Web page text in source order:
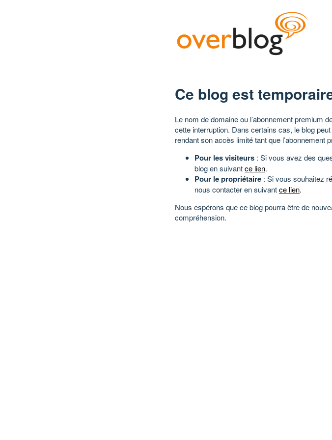
Ce blog est
Le nom de domaine ou l’abonnement premium
cette interruption. Dans certains cas, le blog
rendant son accès limité tant que l’abonnement
Pour les visiteurs : Si vous avez des
blog en suivantce lien.
Pour le propriétaire : Si vous souhaitez
nous contacter en suivantce lien.
Nous espérons que ce blog pourra être de
compréhension.